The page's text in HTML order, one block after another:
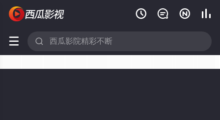
   
 